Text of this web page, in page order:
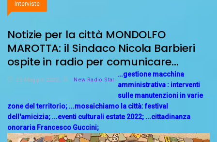
Interviste
Notizie per la città MONDOLFO
MAROTTA: il Sindaco Nicola Barbieri
ospite in radio per comunicare…
25 Maggio 2022 New Radio Star
..gestione macchina
amministrativa : interventi
sulle manutenzioni in varie
zone del territorio; ...mosaichiamo la città: festival
dell'amicizia; ...eventi culturali estate 2022; ...cittadinanza
onoraria Francesco Guccini;